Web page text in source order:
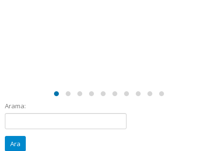
Arama: